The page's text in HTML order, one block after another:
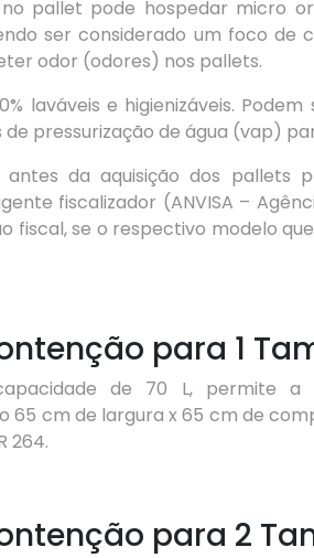
pallet pode hospedar micro
ser considerado um foco de
odor (odores) nos pallets.
laváveis e higienizáveis.
pressurização de água (vap)
antes da aquisição dos pallets
fiscalizador (ANVISA –
fiscal, se o respectivo modelo
para 1
de 70 L, permite a
65 cm de largura x 65 cm de
264.
para 2